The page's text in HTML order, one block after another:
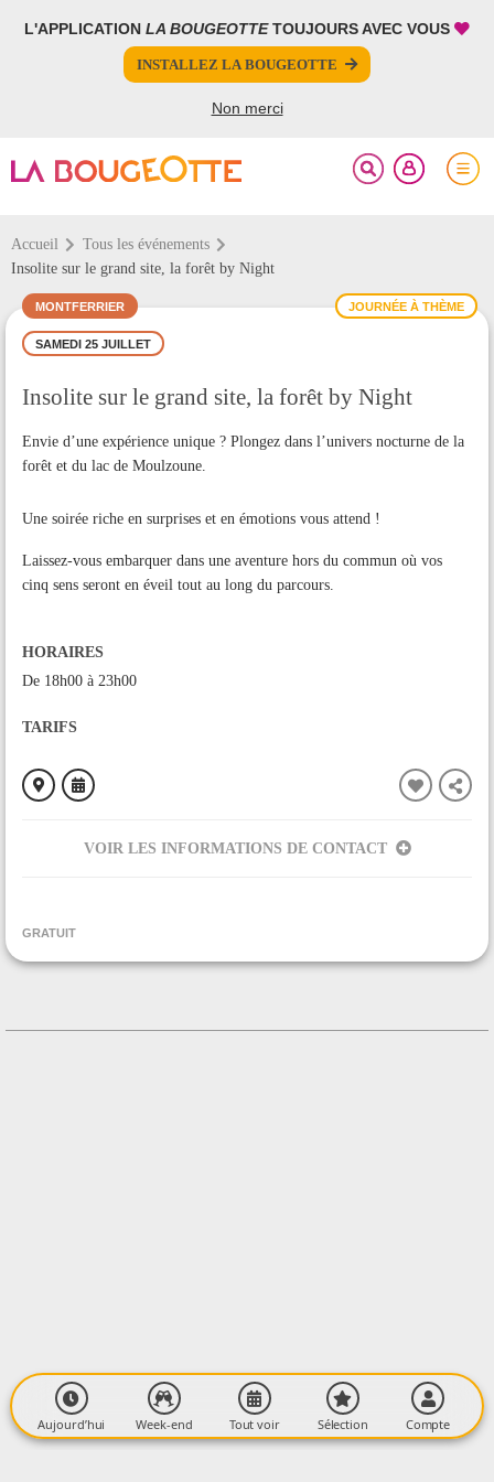
L'APPLICATION LA BOUGEOTTETOUJOURS AVEC VOUS
INSTALLEZ LA BOUGEOTTE
Non merci
Accueil
Tous les événements
Insolite sur le grand site, la forêt by Night
JOURNÉE À THÈME
MONTFERRIER
SAMEDI 25 JUILLET
Insolite sur le grand site, la forêt by Night
Envie d’une expérience unique ? Plongez dans l’univers nocturne de la
forêt et du lac de Moulzoune.
Une soirée riche en surprises et en émotions vous attend !
Laissez-vous embarquer dans une aventure hors du commun où vos
cinq sens seront en éveil tout au long du parcours.
HORAIRES
De 18h00 à 23h00
TARIFS
VOIR LES INFORMATIONS DE CONTACT
GRATUIT
FERMER
PARTAGER
Aujourd’hui Week-end Tout voir Sélection Compte
FERMER
Votre inscription à la newsletter a été effectuée.